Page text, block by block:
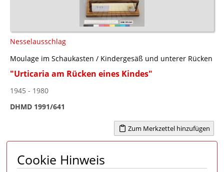
Nesselausschlag
Moulage im Schaukasten / Kindergesäß und unterer Rücken
"Urticaria am Rücken eines Kindes"
1945 - 1980
DHMD 1991/641
Zum Merkzettel hinzufügen
Seite 1 von 1 1
Cookie Hinweis